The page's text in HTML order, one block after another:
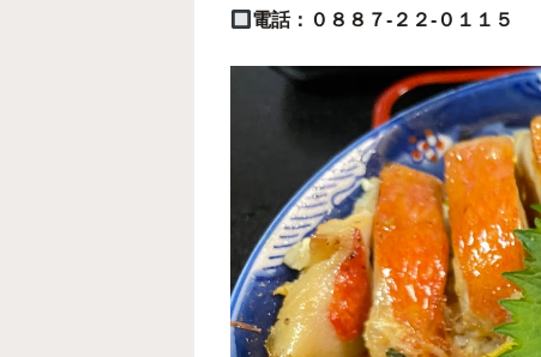
電話：０８８７-２２-０１１５